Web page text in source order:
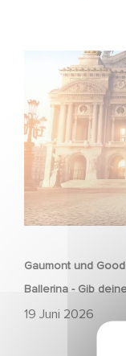
Gaumont und
Ballerina - Gib
19 Juni 2026
Gaumont und
Ballerina - Gib